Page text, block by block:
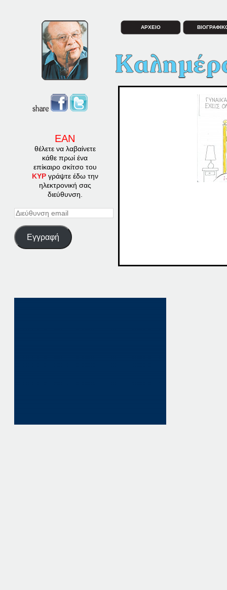
ΕΑΝ
θέλετε να λαβαίνετε
κάθε πρωί ένα
επίκαιρο σκίτσο του
ΚΥΡγράψτε έδω την
ηλεκτρονική σας
διεύθυνση.
Διεύθυνση
Εγγραφή
ΑΡΧΕΙΟ